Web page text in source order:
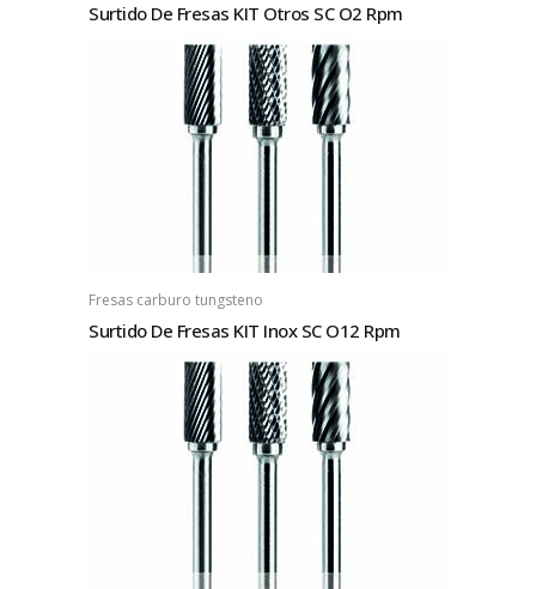
Surtido De Fresas KIT Otros SC O2 Rpm
Fresas carburo tungsteno
Surtido De Fresas KIT Inox SC O12 Rpm